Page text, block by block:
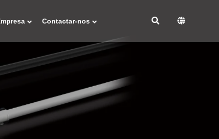
Contactar-nos